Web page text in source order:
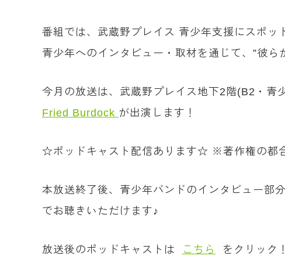
番組では、武蔵野プレイス 青少年支援にスポッ
青少年へのインタビュー・取材を通じて、”彼ら
今月の放送は、武蔵野プレイス地下2階(B2・青
Fried Burdock が出演します！
☆ポッドキャスト配信あります☆ ※著作権の都
本放送終了後、青少年バンドのインタビュー部
でお聴きいただけます♪
放送後のポッドキャストは こちら をクリック！